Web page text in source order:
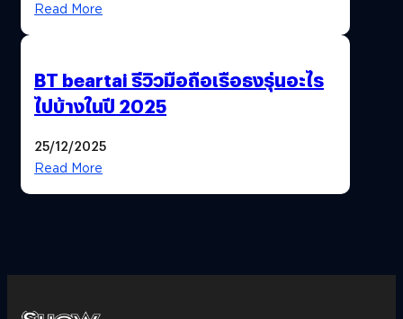
Read More
BT beartai รีวิวมือถือเรือธงรุ่นอะไร
ไปบ้างในปี 2025
25/12/2025
Read More